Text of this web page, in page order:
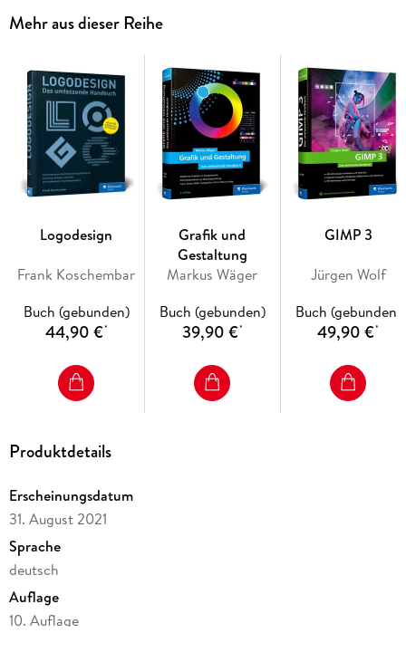
mit Texten, Pfaden und Effekten umgehen, mit Raw und HDR
arbeiten und die Kreationen für Web und Druck ausgeben.
Wichtiges Hintergrundwissen wird, wo nötig, vermittelt.
Aktuell zu Photoshop 2021. Aus dem Inhalt:Photoshop-
GrundlagenAuflösung und BildgrößeArbeiten mit Farbe:
malen und färbenBelichtungskorrektur: Helligkeit und
KontrastFarbkorrektur und SchwarzweißFreistellen und
isolierenMontage und CompositingFotografische
AufgabenRetuschieren und verbessernFilter und EffekteRaw
und HDRAusgabe für Druck, Web und Automatisierung
Der Download zum Buch . . . 12
Über dieses Buch . . . 13
Einstellungen zurücksetzen . . . 16
Voreinstellungen . . . 17
Arbeitsbereich einrichten . . . 18
Ansicht ändern . . . 22
Mehr aus dieser Reihe
Logodesign
Frank Koschembar
Buch (gebunden)
44,90 €*
Grafik und
Gestaltung
Markus Wäger
Buch (gebunden)
39,90 €*
GIMP 3
Jürgen Wolf
Buch (gebunden)
49,90 €*
Produktdetails
Erscheinungsdatum
31. August 2021
Sprache
deutsch
Auflage
10. Auflage